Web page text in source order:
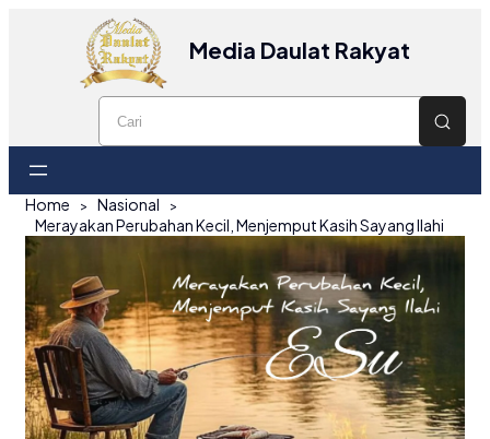
Media Daulat Rakyat
Home
Nasional
Merayakan Perubahan Kecil, Menjemput Kasih Sayang Ilahi